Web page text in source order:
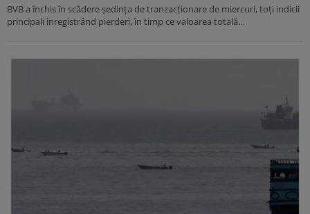
BVB a închis în scădere ședința de tranzacționare de miercuri, toți indicii
principali înregistrând pierderi, în timp ce valoarea totală…